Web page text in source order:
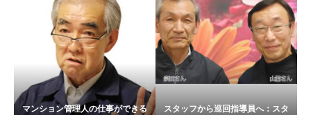
マンション管理人の仕事ができる
スタッフから巡回指導員へ：スタ